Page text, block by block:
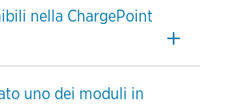
nella ChargePoint
uno dei moduli in